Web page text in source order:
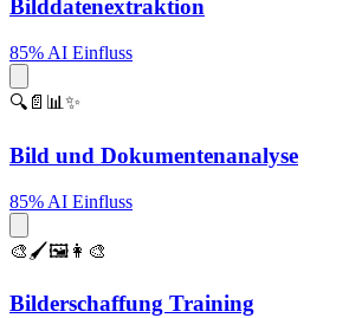
Bilddatenextraktion
85% AI Einfluss
🔍📄📊✨
Bild und Dokumentenanalyse
85% AI Einfluss
🎨🖌️🖼️👩‍🎨
Bilderschaffung Training